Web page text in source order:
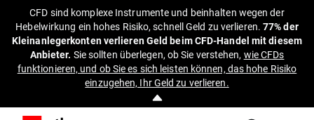
CFD sind komplexe Instrumente und beinhalten wegen der
Hebelwirkung ein hohes Risiko, schnell Geld zu verlieren.77% der
Kleinanlegerkonten verlieren Geld beim CFD-Handel mit diesem
Anbieter. Sie sollten überlegen, ob Sie verstehen, wie CFDs
funktionieren, und ob Sie es sich leisten können, das hohe Risiko
einzugehen, Ihr Geld zu verlieren.